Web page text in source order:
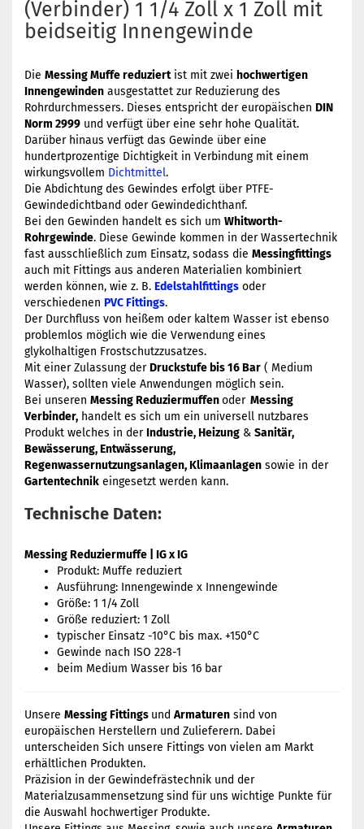
(Verbinder) 1 1/4 Zoll x 1 Zoll mit
beidseitig Innengewinde
Die Messing Muffe reduziertist mit zwei hochwertigen
Innengewinden ausgestattet zur Reduzierung des
Rohrdurchmessers. Dieses entspricht der europäischen DIN
Norm 2999 und verfügt über eine sehr hohe Qualität.
Darüber hinaus verfügt das Gewinde über eine
hundertprozentige Dichtigkeit in Verbindung mit einem
wirkungsvollem Dichtmittel.
Die Abdichtung des Gewindes erfolgt über PTFE-
Gewindedichtband oder Gewindedichthanf.
Bei den Gewinden handelt es sich um Whitworth-
Rohrgewinde. Diese Gewinde kommen in der Wassertechnik
fast ausschließlich zum Einsatz, sodass die Messingfittings
auch mit Fittings aus anderen Materialien kombiniert
werden können, wie z. B. Edelstahlfittings oder
verschiedenen PVC Fittings.
Der Durchfluss von heißem oder kaltem Wasser ist ebenso
problemlos möglich wie die Verwendung eines
glykolhaltigen Frostschutzzusatzes.
Mit einer Zulassung derDruckstufe bis 16 Bar ( Medium
Wasser), sollten viele Anwendungen möglich sein.
Bei unseren Messing ReduziermuffenoderMessing
Verbinder, handelt es sich um ein universell nutzbares
Produkt welches in derIndustrie, Heizung & Sanitär,
Bewässerung, Entwässerung,
Regenwassernutzungsanlagen, Klimaanlagen sowie in der
Gartentechnik eingesetzt werden kann.
Technische Daten:
Messing Reduziermuffe | IG x IG
Produkt: Muffe reduziert
Ausführung: Innengewinde x Innengewinde
Größe: 1 1/4 Zoll
Größe reduziert: 1 Zoll
typischer Einsatz -10°C bis max. +150°C
Gewinde nach ISO 228-1
beim Medium Wasser bis 16 bar
Unsere Messing Fittings und Armaturen sind von
europäischen Herstellern und Zulieferern. Dabei
unterscheiden Sich unsere Fittings von vielen am Markt
erhältlichen Produkten.
Präzision in der Gewindefrästechnik und der
Materialzusammensetzung sind für uns wichtige Punkte für
die Auswahl hochwertiger Produkte.